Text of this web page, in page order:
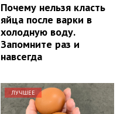
Почему нельзя класть
яйца после варки в
холодную воду.
Запомните раз и
навсегда
ЛУЧШЕЕ